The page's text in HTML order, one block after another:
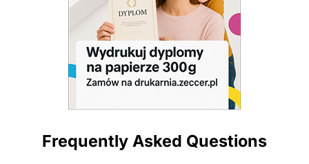
Frequently Asked Questions